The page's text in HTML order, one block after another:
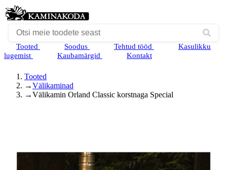
Tooted Soodus Tehtud tööd
Kasulikku
lugemist
Kaubamärgid Kontakt
Tooted
→Välikaminad
→Välikamin Orland Classic korstnaga Special